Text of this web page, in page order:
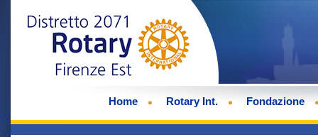
Home Rotary Int. Fondazione